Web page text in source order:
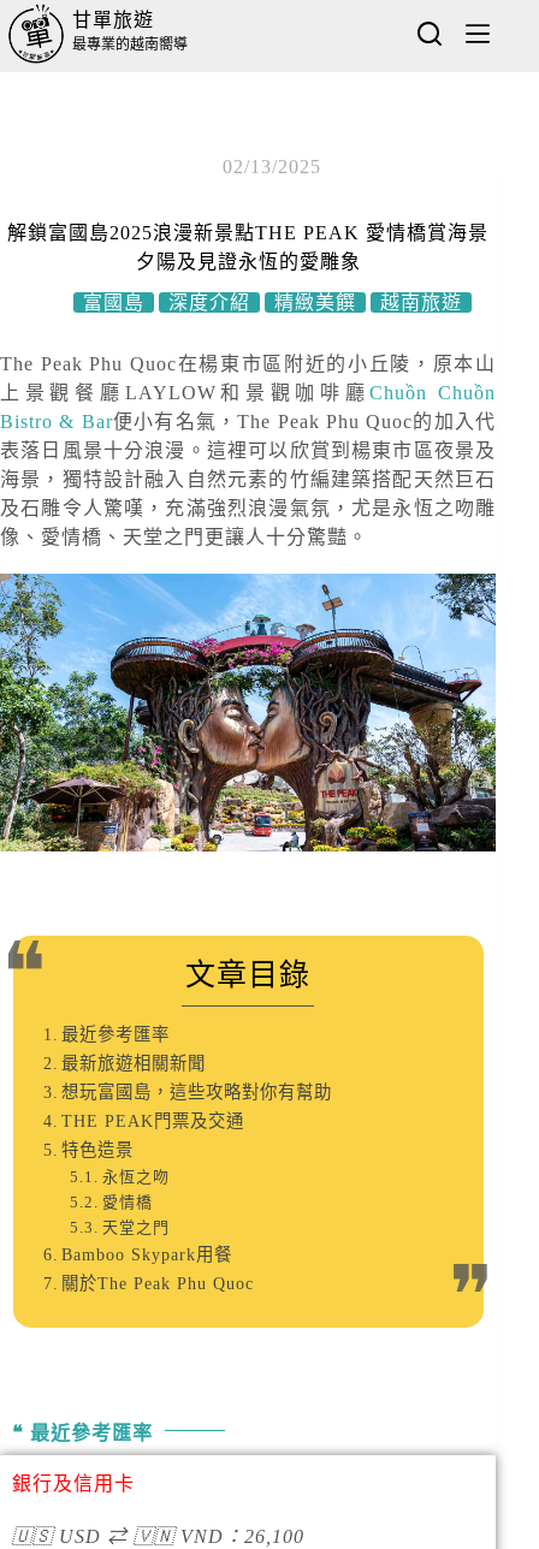
甘單旅遊
最專業的越南嚮導
02/13/2025
解鎖富國島2025浪漫新景點THE PEAK 愛情橋賞海景
夕陽及見證永恆的愛雕象
富國島
深度介紹 精緻美饌 越南旅遊
The Peak Phu Quoc在楊東市區附近的小丘陵，原本山
上景觀餐廳LAYLOW和景觀咖啡廳Chuồn Chuồn
Bistro & Bar便小有名氣，The Peak Phu Quoc的加入代
表落日風景十分浪漫。這裡可以欣賞到楊東市區夜景及
海景，獨特設計融入自然元素的竹編建築搭配天然巨石
及石雕令人驚嘆，充滿強烈浪漫氣氛，尤是永恆之吻雕
像、愛情橋、天堂之門更讓人十分驚豔。
文章目錄
最近參考匯率
最新旅遊相關新聞
想玩富國島，這些攻略對你有幫助
THE PEAK門票及交通
特色造景
永恆之吻
愛情橋
天堂之門
Bamboo Skypark用餐
關於The Peak Phu Quoc
最近參考匯率
銀行及信用卡
🇺🇸USD ⇄ 🇻🇳VND ： 26,100